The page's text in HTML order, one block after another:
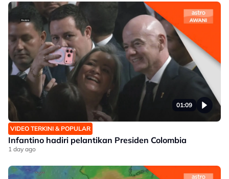
01:09
VIDEO TERKINI & POPULAR
Infantino hadiri pelantikan Presiden Colombia
1 day ago